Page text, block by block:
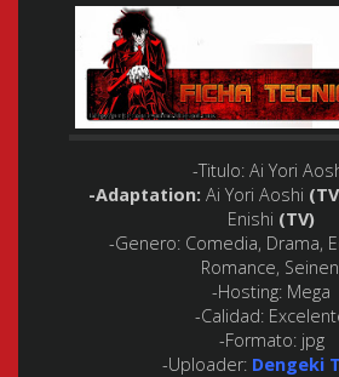
-Titulo:Ai Yori
-Adaptation: Ai Yori Aoshi
Enishi (TV)
-Genero:Comedia, Drama,
Romance, Seinen.
-Hosting: Mega
-Calidad:
-Formato:jpg
-Uploader: Dengeki